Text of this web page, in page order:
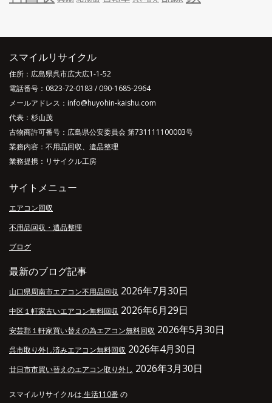
スマイルリサイクル
住所：広島県呉市広大広1-1-52
電話番号： 0823-72-0183 / 090-1685-2964
メールアドレス：info@huyohin-kaishu.com
代表：杉山茂
古物商許可番号：広島県公安委員会 第731111100003号
業務内容：不用品回収、遺品整理
業務提携：リサイクル工房
サイトメニュー
エアコン回収
不用品回収・遺品整理
ブログ
最新のブログ記事
山口県周南市エアコン不用品回収 2026年7月30日
中区１軒家古いエアコン無料回収 2026年6月29日
安芸郡１軒家買い替えの為エアコン無料回収 2026年5月30日
呉市取り外し済みエアコン無料回収 2026年4月30日
廿日市市買い替えのエアコン取り外し 2026年3月30日
スマイルリサイクルは 生活110番 の